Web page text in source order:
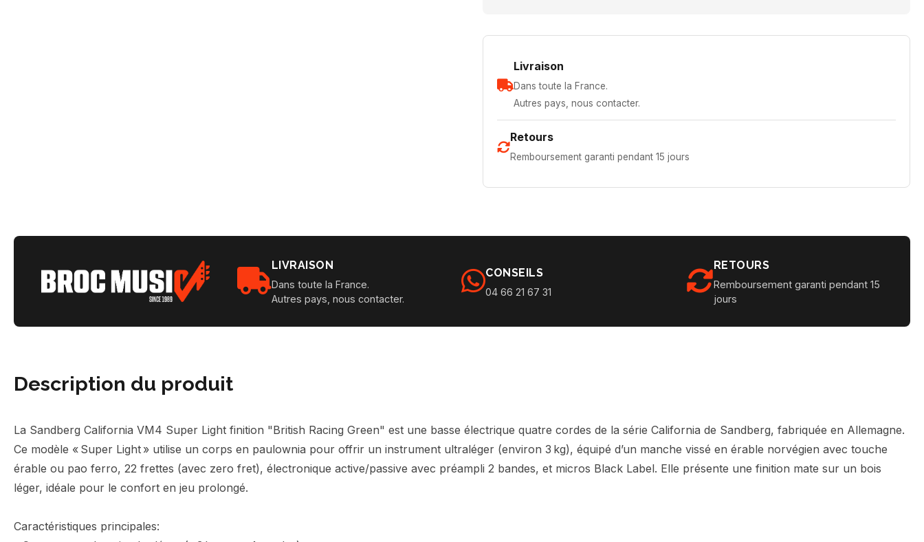
Livraison
Dans toute la France.
Autres pays, nous contacter.
Retours
Remboursement garanti pendant 15 jours
LIVRAISON
Dans toute la France.
Autres pays, nous contacter.
CONSEILS
04 66 21 67 31
RETOURS
Remboursement garanti pendant 15
jours
Description du produit
La Sandberg California VM4 Super Light finition "British Racing Green" est une basse électrique quatre cordes de la série California de Sandberg, fabriquée en Allemagne.
Ce modèle « Super Light » utilise un corps en paulownia pour offrir un instrument ultraléger (environ 3 kg), équipé d’un manche vissé en érable norvégien avec touche
érable ou pao ferro, 22 frettes (avec zero fret), électronique active/passive avec préampli 2 bandes, et micros Black Label. Elle présente une finition mate sur un bois
léger, idéale pour le confort en jeu prolongé.
Caractéristiques principales: